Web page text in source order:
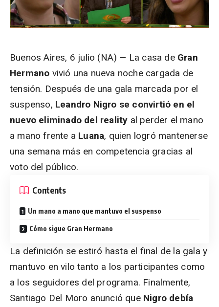
Buenos Aires, 6 julio (NA) — La casa de Gran
Hermano vivió una nueva noche cargada de
tensión. Después de una gala marcada por el
suspenso, Leandro Nigro se convirtió en el
nuevo eliminado del reality al perder el mano
a mano frente a Luana, quien logró mantenerse
una semana más en competencia gracias al
voto del público.
Contents
Un mano a mano que mantuvo el suspenso
Cómo sigue Gran Hermano
La definición se estiró hasta el final de la gala y
mantuvo en vilo tanto a los participantes como
a los seguidores del programa. Finalmente,
Santiago Del Moro anunció que Nigro debía